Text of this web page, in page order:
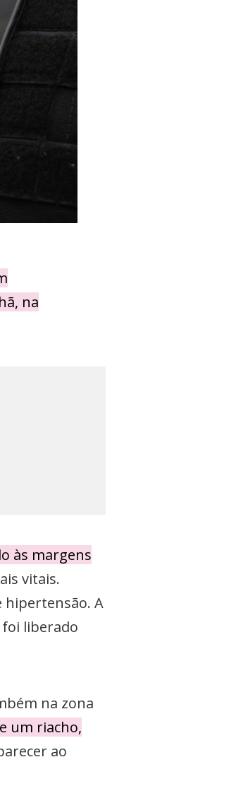
na
às margens
vitais.
hipertensão. A
foi liberado
na zona
um riacho,
ao